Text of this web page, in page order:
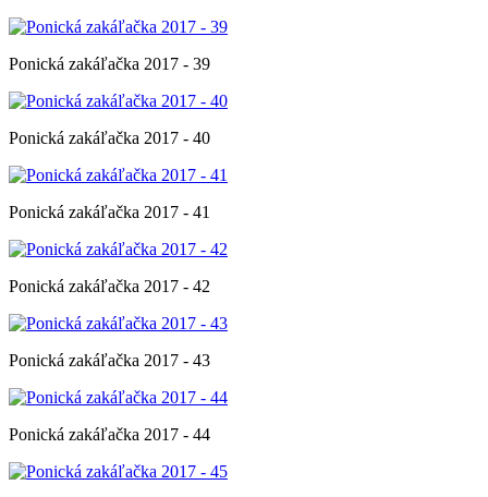
Ponická zakáľačka 2017 - 39
Ponická zakáľačka 2017 - 40
Ponická zakáľačka 2017 - 41
Ponická zakáľačka 2017 - 42
Ponická zakáľačka 2017 - 43
Ponická zakáľačka 2017 - 44